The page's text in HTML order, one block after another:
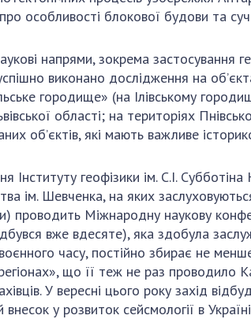
особливості блокової будови та
напрями, зокрема застосування
виконано дослідження на
городище» (на Ілівському
області; на територіях
об’єктів, які мають важливе
Інституту геофізики ім. С.І.
ім. Шевченка, на яких
проводить Міжнародну наукову
вже вдесяте), яка здобула
часу, постійно збирає не
що її теж не раз проводило
У вересні цього року захід
у розвиток сейсмології в